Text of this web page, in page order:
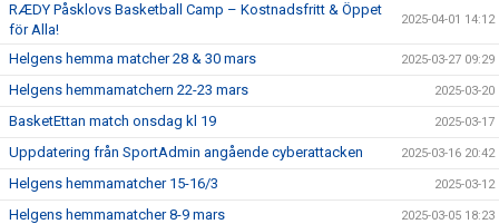
RÆDY Påsklovs Basketball Camp – Kostnadsfritt & Öppet
för Alla!
2025-04-01 14:12
Helgens hemma matcher 28 & 30 mars 2025-03-27 09:29
Helgens hemmamatchern 22-23 mars 2025-03-20
BasketEttan match onsdag kl 19 2025-03-17
Uppdatering från SportAdmin angående cyberattacken 2025-03-16 20:42
Helgens hemmamatcher 15-16/3 2025-03-12
Helgens hemmamatcher 8-9 mars 2025-03-05 18:23